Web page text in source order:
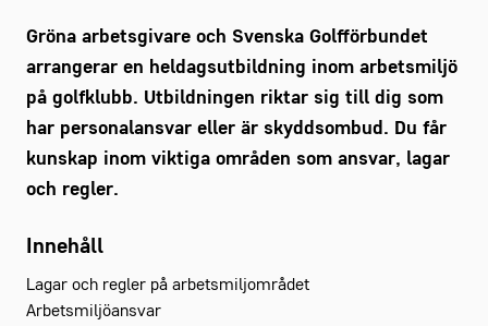
Gröna arbetsgivare och Svenska Golfförbundet
arrangerar en heldagsutbildning inom arbetsmiljö
på golfklubb. Utbildningen riktar sig till dig som
har personalansvar eller är skyddsombud. Du får
kunskap inom viktiga områden som ansvar, lagar
och regler.
Innehåll
Lagar och regler på arbetsmiljområdet
Arbetsmiljöansvar